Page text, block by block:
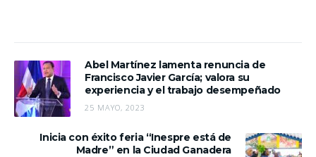
Abel Martínez lamenta renuncia de
Francisco Javier García; valora su
experiencia y el trabajo desempeñado
25 MAYO, 2023
Inicia con éxito feria “Inespre está de
Madre” en la Ciudad Ganadera